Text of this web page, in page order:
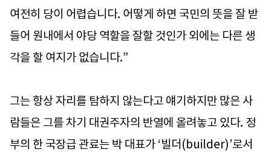
여전히 당이 어렵습니다. 어떻게 하면 국민의 뜻을 잘 받
들어 원내에서 야당 역할을 잘할 것인가 외에는 다른 생
각을 할 여지가 없습니다.”
그는 항상 자리를 탐하지 않는다고 얘기하지만 많은 사
람들은 그를 차기 대권주자의 반열에 올려놓고 있다. 정
부의 한 국장급 관료는 박 대표가 ‘빌더(builder)’로서